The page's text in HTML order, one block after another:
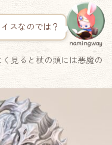
スなのでは？
namingway
見ると杖の頭には悪魔の